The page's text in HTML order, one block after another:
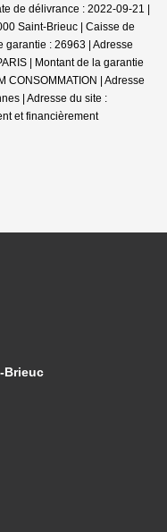
de délivrance : 2022-09-21 |
Saint-Brieuc | Caisse de
garantie : 26963 | Adresse
| Montant de la garantie
CONSOMMATION | Adresse
| Adresse du site :
et financièrement
Brieuc